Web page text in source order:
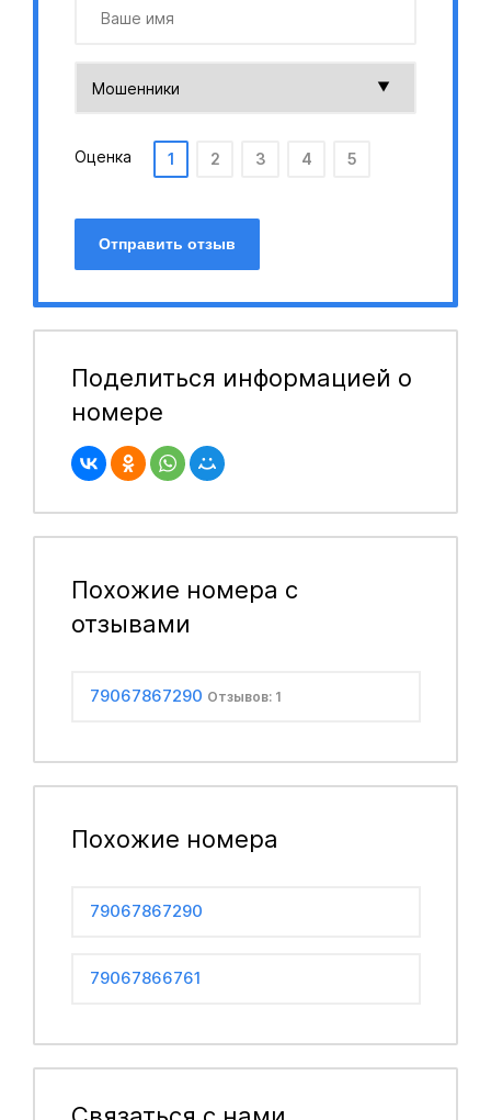
Оценка 1 2 3 4 5
Отправить отзыв
Поделиться информацией о
номере
Похожие номера с
отзывами
79067867290 Отзывов: 1
Похожие номера
79067867290
79067866761